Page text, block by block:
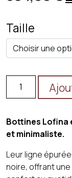
Taille
quantité
Noir
Bottines Lofina
et minimaliste.
Leur ligne
noire, offrant